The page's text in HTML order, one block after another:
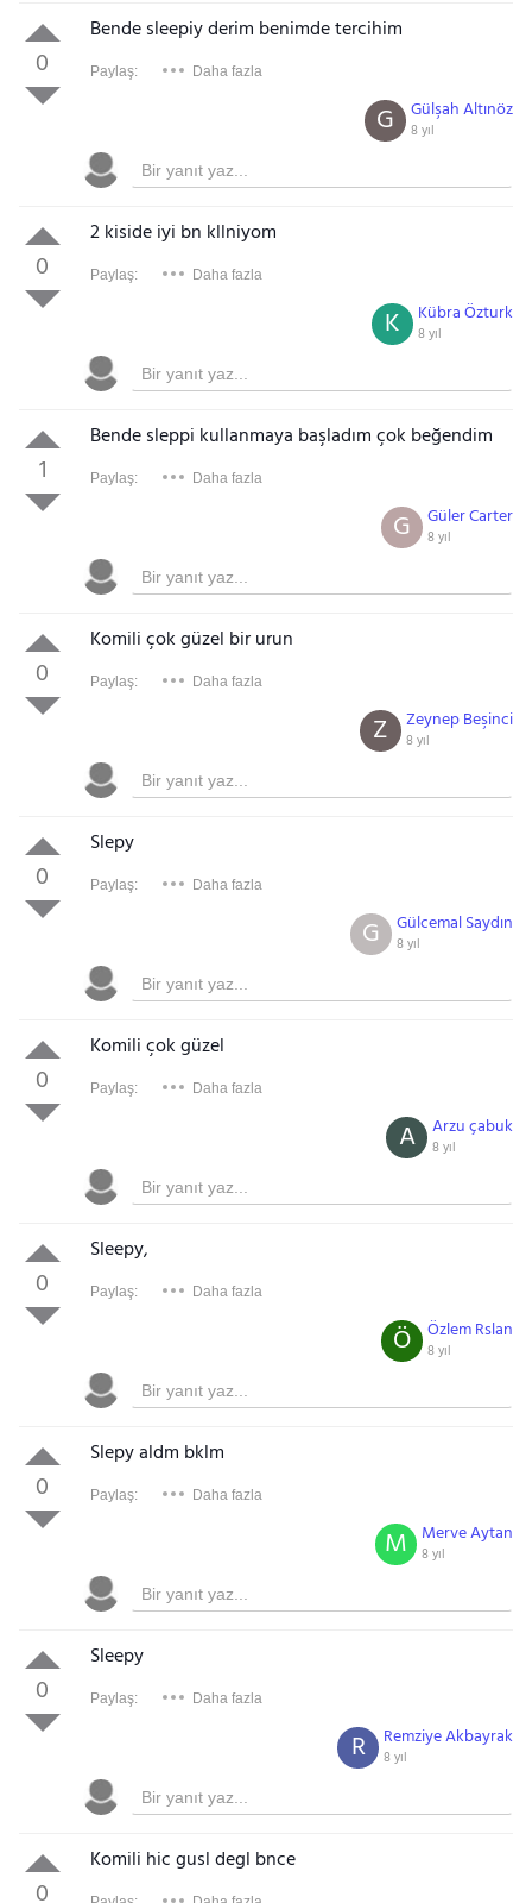
0
Bende sleepiy derim benimde tercihim
Paylaş: Daha fazla
Gülşah Altınöz
8 yıl
G
0
2 kiside iyi bn kllniyom
Paylaş: Daha fazla
Kübra Özturk
8 yıl
K
1
Bende sleppi kullanmaya başladım çok beğendim
Paylaş: Daha fazla
Güler Carter
8 yıl
G
0
Komili çok güzel bir urun
Paylaş: Daha fazla
Zeynep Beşinci
8 yıl
Z
0
Slepy
Paylaş: Daha fazla
Gülcemal Saydın
8 yıl
G
0
Komili çok güzel
Paylaş: Daha fazla
Arzu çabuk
8 yıl
A
0
Sleepy,
Paylaş: Daha fazla
Özlem Rslan
8 yıl
Ö
0
Slepy aldm bklm
Paylaş: Daha fazla
Merve Aytan
8 yıl
M
0
Sleepy
Paylaş: Daha fazla
Remziye Akbayrak
8 yıl
R
0
Komili hic gusl degl bnce